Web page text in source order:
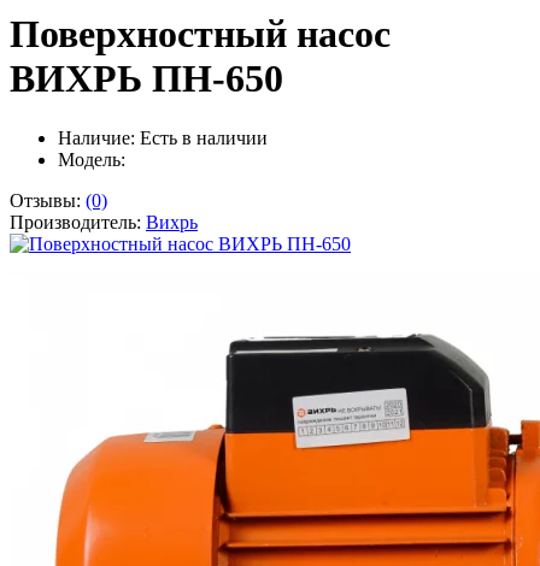
Поверхностный насос
ВИХРЬ ПН-650
Наличие: Есть в наличии
Модель:
Отзывы: (0)
Производитель: Вихрь